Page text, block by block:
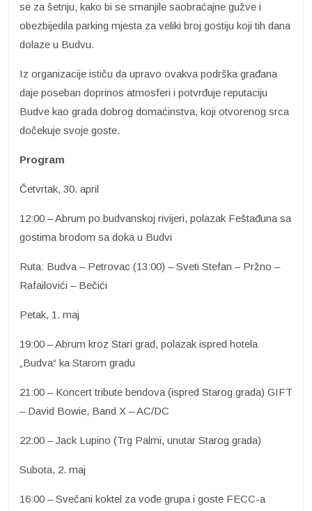
se za šetnju, kako bi se smanjile saobraćajne gužve i
obezbijedila parking mjesta za veliki broj gostiju koji tih dana
dolaze u Budvu.
Iz organizacije ističu da upravo ovakva podrška građana
daje poseban doprinos atmosferi i potvrđuje reputaciju
Budve kao grada dobrog domaćinstva, koji otvorenog srca
dočekuje svoje goste.
Program
Četvrtak, 30. april
12:00 – Abrum po budvanskoj rivijeri, polazak Feštađuna sa
gostima brodom sa doka u Budvi
Ruta: Budva – Petrovac (13:00) – Sveti Stefan – Pržno –
Rafailovići – Bečići
Petak, 1. maj
19:00 – Abrum kroz Stari grad, polazak ispred hotela
„Budva“ ka Starom gradu
21:00 – Koncert tribute bendova (ispred Starog grada) GIFT
– David Bowie, Band X – AC/DC
22:00 – Jack Lupino (Trg Palmi, unutar Starog grada)
Subota, 2. maj
16:00 – Svečani koktel za vođe grupa i goste FECC-a